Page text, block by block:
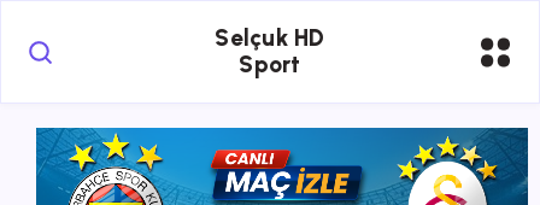
Selçuk HD
Sport